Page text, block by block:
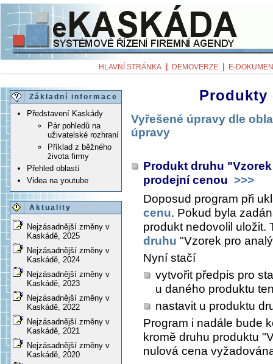
HLAVNÍ STRÁNKA DEMOVERZE E-
Základní informace
Představení Kaskády
Pár pohledů na
uživatelské rozhraní
Příklad z běžného
života firmy
Přehled oblastí
Videa na youtube
Aktuality
Nejzásadnější změny v
Kaskádě, 2025
Nejzásadnější změny v
Kaskádě, 2024
Nejzásadnější změny v
Kaskádě, 2023
Nejzásadnější změny v
Kaskádě, 2022
Nejzásadnější změny v
Kaskádě, 2021
Nejzásadnější změny v
Kaskádě, 2020
Produkty
Vyřešené úpravy dle
úpravy
Produkt druhu
prodejní cenou >>>
Doposud program při
cenu. Pokud byla
produkt nedovolil
druhu "Vzorek pro
Nyní stačí
vytvořit předpis pro
u daného produktu
nastavit u produktu
Program i nadále bude
kromě druhu produktu
nulová cena